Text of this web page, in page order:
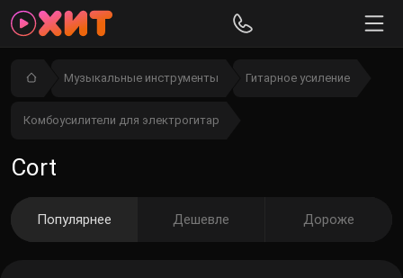
Музыкальные инструменты Гитарное усиление
Комбоусилители для электрогитар
Cort
Популярнее Дешевле Дороже